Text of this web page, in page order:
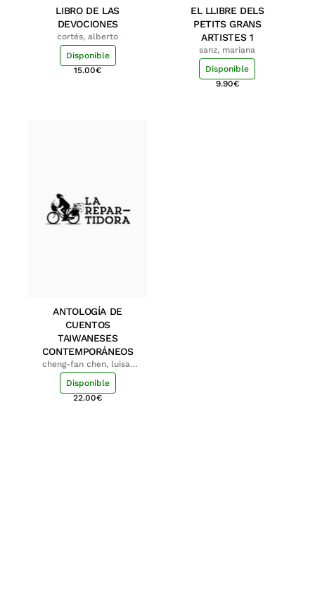
LIBRO DE LAS
DEVOCIONES
cortés, alberto
Disponible
15.00€
EL LLIBRE DELS
PETITS GRANS
ARTISTES 1
sanz, mariana
Disponible
9.90€
ANTOLOGÍA DE
CUENTOS
TAIWANESES
CONTEMPORÁNEOS
cheng-fan chen, luisa;
shu-ying chang, luisa
Disponible
22.00€